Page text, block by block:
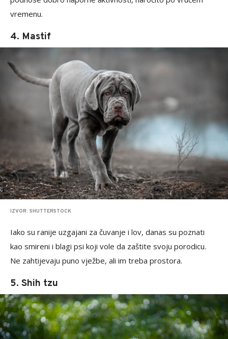
vremenu.
4. Mastif
IZVOR: SHUTTERSTOCK
Iako su ranije uzgajani za čuvanje i lov, danas su poznati
kao smireni i blagi psi koji vole da zaštite svoju porodicu.
Ne zahtijevaju puno vježbe, ali im treba prostora.
5. Shih tzu